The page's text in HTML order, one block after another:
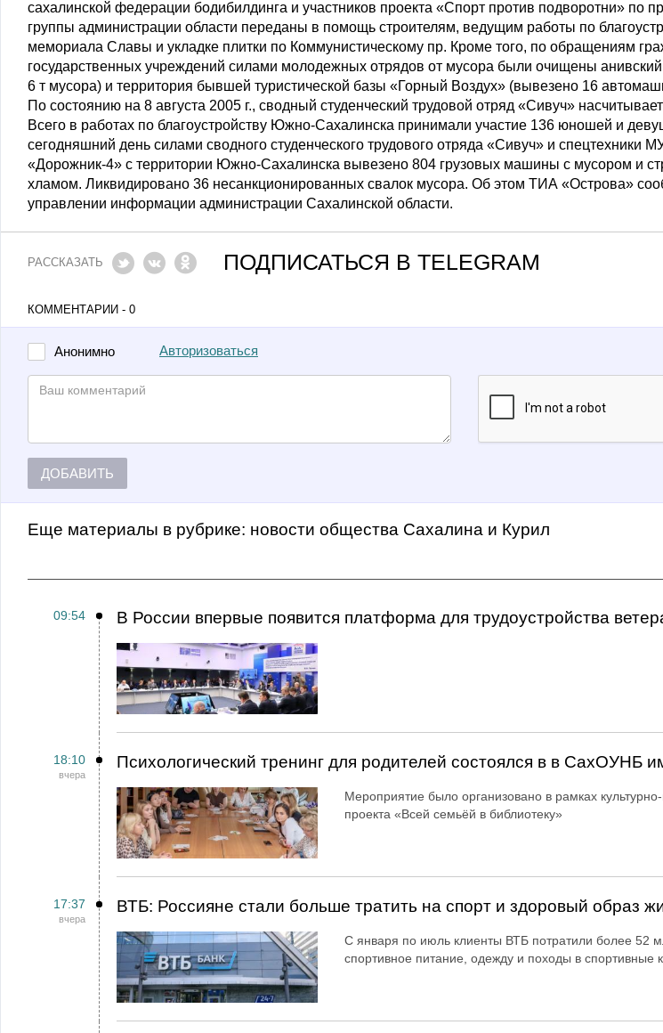
сахалинской федерации бодибилдинга и участников проекта «Спорт против подворотни» по
группы администрации области переданы в помощь строителям, ведущим работы по
мемориала Славы и укладке плитки по Коммунистическому пр. Кроме того, по обращениям
государственных учреждений силами молодежных отрядов от мусора были очищены
6 т мусора) и территория бывшей туристической базы «Горный Воздух» (вывезено 16
По состоянию на 8 августа 2005 г., сводный студенческий трудовой отряд «Сивуч»
Всего в работах по благоустройству Южно-Сахалинска принимали участие 136 юношей и
сегодняшний день силами сводного студенческого трудового отряда «Сивуч» и спецтехники
«Дорожник-4» с территории Южно-Сахалинска вывезено 804 грузовых машины с мусором и
хламом. Ликвидировано 36 несанкционированных свалок мусора. Об этом ТИА «Острова»
управлении информации администрации Сахалинской области.
РАССКАЗАТЬ ПОДПИСАТЬСЯ В TELEGRAM
КОММЕНТАРИИ - 0
Анонимно Авторизоваться
ДОБАВИТЬ
Еще материалы в рубрике: Новости общества Сахалина и Курил
09:54 В России впервые появится платформа для трудоустройства
18:10
вчера
Психологический тренинг для родителей состоялся в в СахОУНБ
Мероприятие было организовано в рамках культурно-
проекта «Всей семьёй в библиотеку»
17:37
вчера
ВТБ: Россияне стали больше тратить на спорт и здоровый образ
С января по июль клиенты ВТБ потратили более 52
спортивное питание, одежду и походы в спортивные